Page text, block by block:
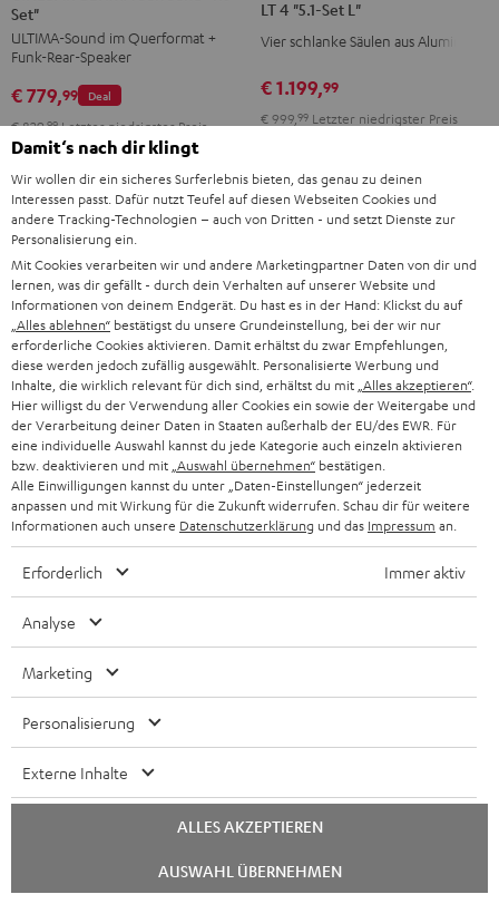
Surround
"4.0-
Set"
Schwarz
"4.0-
Set"
Weiß
Set"
ULTIMA-Sound im Querformat +
Funk-Rear-Speaker
Deal
€ 779,99
€ 829,99Letzter niedrigster Preis
€ 979,99Originalpreis
"5.1-
Set
Schwarz
"5.1-
Set
Silber
LT 4 "5.1-Set L"
Vier schlanke Säulen aus Aluminium
€ 1.199,99
€ 999,99 Letzter niedrigster Preis
LT
4
Yamaha
V6A
"5.1-
L"
Schwarz
LT 4 + Yamaha RX-V6A "5.1-Set L"
Receiver
€ 1.699, 99
€ 1.499,99Letzter niedrigster Preis
€ 2.099,99Originalpreis
THEATER
500S
THEATER 500S
€ 299,99Letzter niedrigster Preis
Damit‘s nach dir klingt
Wir wollen dir ein sicheres Surferlebnis bieten, das genau zu deinen
Interessen passt. Dafür nutzt Teufel auf diesen Webseiten Cookies und
andere Tracking-Technologien – auch von Dritten - und setzt Dienste zur
Personalisierung ein.
Mit Cookies verarbeiten wir und andere Marketingpartner Daten von dir und
lernen, was dir gefällt - durch dein Verhalten auf unserer Website und
Informationen von deinem Endgerät. Du hast es in der Hand: Klickst du auf
„Alles ablehnen“ bestätigst du unsere Grundeinstellung, bei der wir nur
erforderliche Cookies aktivieren. Damit erhältst du zwar Empfehlungen,
diese werden jedoch zufällig ausgewählt. Personalisierte Werbung und
Inhalte, die wirklich relevant für dich sind, erhältst du mit „Alles akzeptieren“.
Hier willigst du der Verwendung aller Cookies ein sowie der Weitergabe und
der Verarbeitung deiner Daten in Staaten außerhalb der EU/des EWR. Für
eine individuelle Auswahl kannst du jede Kategorie auch einzeln aktivieren
bzw. deaktivieren und mit „Auswahl übernehmen“ bestätigen.
Alle Einwilligungen kannst du unter „Daten-Einstellungen“ jederzeit
anpassen und mit Wirkung für die Zukunft widerrufen. Schau dir für weitere
Informationen auch unsere Datenschutzerklärung und das Impressum an.
Erforderlich Immer aktiv
Analyse
Marketing
Personalisierung
Externe Inhalte
ALLES AKZEPTIEREN
AUSWAHL ÜBERNEHMEN